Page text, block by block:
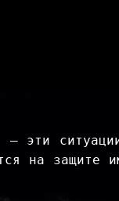
— эти
на защите